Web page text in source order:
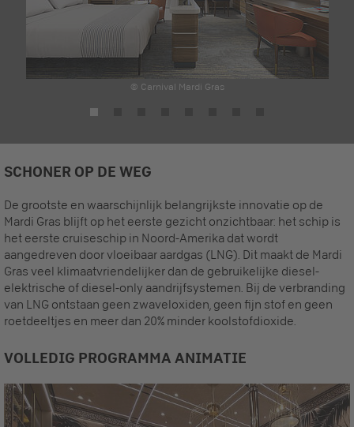
© Carnival Mardi Gras
SCHONER OP DE WEG
De grootste en waarschijnlijk belangrijkste innovatie op de
Mardi Gras blijft op het eerste gezicht onzichtbaar: het schip is
het eerste cruiseschip in Noord-Amerika dat wordt
aangedreven door vloeibaar aardgas (LNG). Dit maakt de Mardi
Gras veel klimaatvriendelijker dan de gebruikelijke diesel-
elektrische of diesel-only aandrijfsystemen. Bij de verbranding
van LNG ontstaan geen zwaveloxiden, geen fijn stof en geen
roetdeeltjes en meer dan 20% minder koolstofdioxide.
VOLLEDIG PROGRAMMA ANIMATIE